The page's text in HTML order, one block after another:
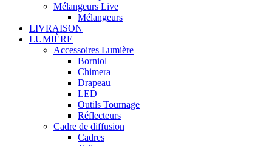
Mélangeurs Live
Mélangeurs
LIVRAISON
LUMIÈRE
Accessoires Lumière
Borniol
Chimera
Drapeau
LED
Outils Tournage
Réflecteurs
Cadre de diffusion
Cadres